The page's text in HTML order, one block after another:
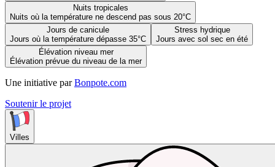
Nuits tropicales
Nuits où la température ne descend pas sous 20°C
Jours de canicule
Jours où la température dépasse 35°C
Stress hydrique
Jours avec sol sec en été
Élévation niveau mer
Élévation prévue du niveau de la mer
Une initiative par Bonpote.com
Soutenir le projet
Villes